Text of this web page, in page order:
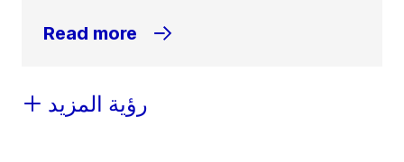
Read more
رؤية المزيد